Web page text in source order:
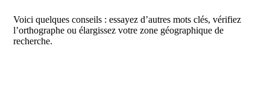
Voici quelques conseils : essayez d’autres mots clés, vérifiez
l’orthographe ou élargissez votre zone géographique de
recherche.